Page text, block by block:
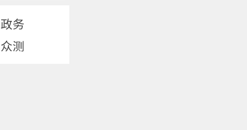
政务
众测